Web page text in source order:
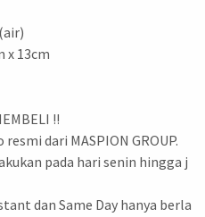
x 13cm
!!
dari MASPION GROUP.
pada hari senin hingga j
dan Same Day hanya berla